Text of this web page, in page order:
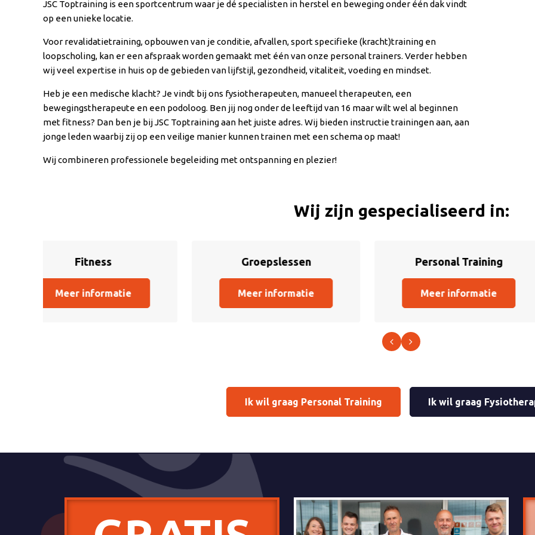
JSC Toptraining is een sportcentrum waar je dé specialisten in herstel en beweging onder één dak vindt
op een unieke locatie.
Voor revalidatietraining, opbouwen van je conditie, afvallen, sport specifieke (kracht)training en
loopscholing, kan er een afspraak worden gemaakt met één van onze personal trainers. Verder hebben
wij veel expertise in huis op de gebieden van lijfstijl, gezondheid, vitaliteit, voeding en mindset.
Heb je een medische klacht? Je vindt bij ons fysiotherapeuten, manueel therapeuten, een
bewegingstherapeute en een podoloog. Ben jij nog onder de leeftijd van 16 maar wilt wel al beginnen
met fitness? Dan ben je bij JSC Toptraining aan het juiste adres. Wij bieden instructie trainingen aan, aan
jonge leden waarbij zij op een veilige manier kunnen trainen met een schema op maat!
Wij combineren professionele begeleiding met ontspanning en plezier!
Wij zijn gespecialiseerd in:
Groepslessen
Meer informatie
Personal Training
Meer informatie
Sportrevalidatie
Meer informatie
Ik wil graag Personal Training Ik wil graag